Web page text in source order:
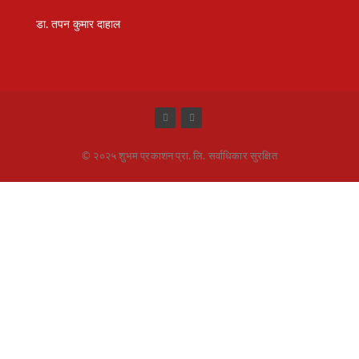
डा. तपन कुमार दाहाल
© २०२५ शुभम प्रकाशन प्रा. लि. सर्वाधिकार सुरक्षित